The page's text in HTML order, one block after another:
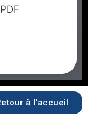
à l'accueil